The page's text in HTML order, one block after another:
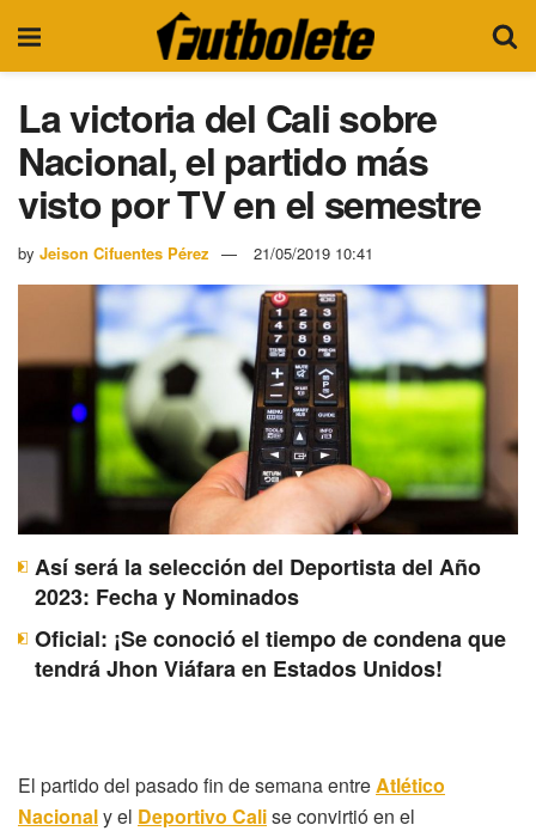
La victoria del Cali sobre
Nacional, el partido más
visto por TV en el semestre
by Jeison Cifuentes Pérez 21/05/2019 10:41
Así será la selección del Deportista del Año
2023: Fecha y Nominados
Oficial: ¡Se conoció el tiempo de condena que
tendrá Jhon Viáfara en Estados Unidos!
El partido del pasado fin de semana entreAtlético
Nacionaly el Deportivo Calise convirtió en el